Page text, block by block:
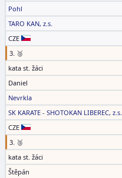
Pohl
TARO KAN, z.s.
CZE
3. 🥉
kata st. žáci
Daniel
Nevrkla
SK KARATE - SHOTOKAN LIBEREC, z.s.
CZE
3. 🥉
kata st. žáci
Štěpán